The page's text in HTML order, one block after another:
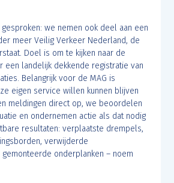
we nemen ook deel aan een
meer Veilig Verkeer Nederland, de
Doel is om te kijken naar de
een landelijk dekkende registratie van
Belangrijk voor de MAG is
eigen service willen kunnen blijven
meldingen direct op, we beoordelen
en ondernemen actie als dat nodig
resultaten: verplaatste drempels,
verwijderde
gemonteerde onderplanken – noem